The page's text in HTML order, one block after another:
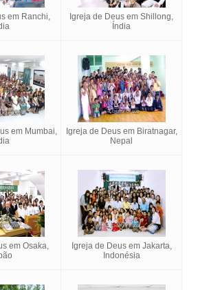
em Ranchi,
Igreja de Deus em Shillong,
Índia
em Mumbai,
Igreja de Deus em Biratnagar,
Nepal
em Osaka,
Igreja de Deus em Jakarta,
Indonésia